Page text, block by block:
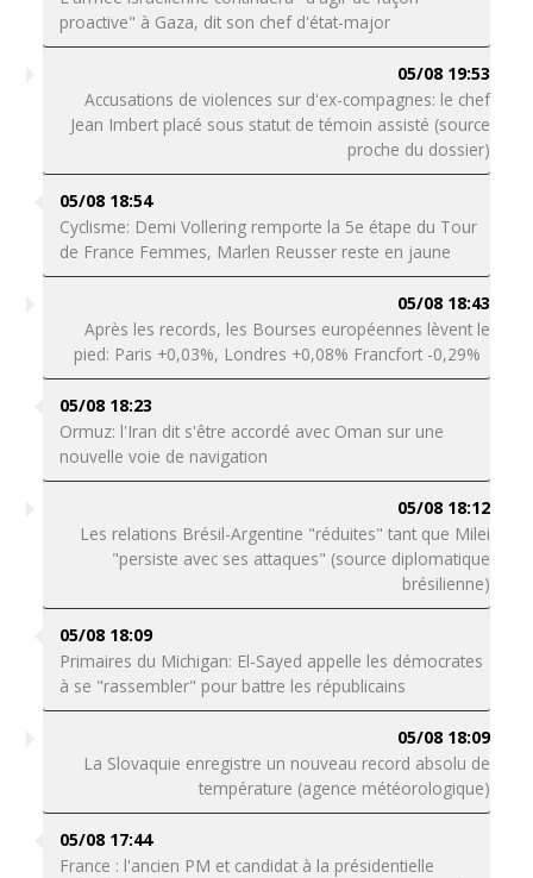
proactive" à Gaza, dit son chef d'état-major
05/08 19:53
Accusations de violences sur d'ex-compagnes: le chef
Jean Imbert placé sous statut de témoin assisté (source
proche du dossier)
05/08 18:54
Cyclisme: Demi Vollering remporte la 5e étape du Tour
de France Femmes, Marlen Reusser reste en jaune
05/08 18:43
Après les records, les Bourses européennes lèvent le
pied: Paris +0,03%, Londres +0,08% Francfort -0,29%
05/08 18:23
Ormuz: l'Iran dit s'être accordé avec Oman sur une
nouvelle voie de navigation
05/08 18:12
Les relations Brésil-Argentine "réduites" tant que Milei
"persiste avec ses attaques" (source diplomatique
brésilienne)
05/08 18:09
Primaires du Michigan: El-Sayed appelle les démocrates
à se "rassembler" pour battre les républicains
05/08 18:09
La Slovaquie enregistre un nouveau record absolu de
température (agence météorologique)
05/08 17:44
France : l'ancien PM et candidat à la présidentielle